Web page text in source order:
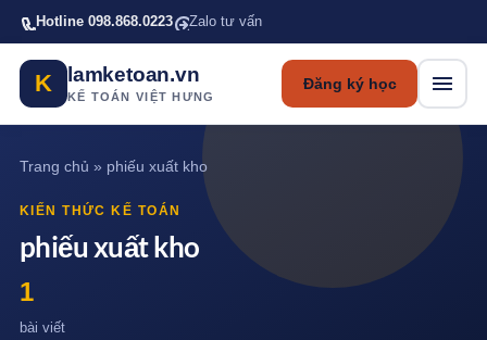
Bỏ qua tới nội dung chính
Hotline 098.868.0223 Zalo tư vấn
K lamketoan.vn
KẾ TOÁN VIỆT HƯNG
Đăng ký học
Trang chủ » phiếu xuất kho
KIẾN THỨC KẾ TOÁN
phiếu xuất kho
1
bài viết